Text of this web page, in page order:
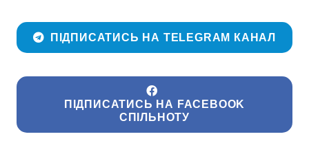
ПІДПИСАТИСЬ НА TELEGRAM КАНАЛ
ПІДПИСАТИСЬ НА FACEBOOK
СПІЛЬНОТУ